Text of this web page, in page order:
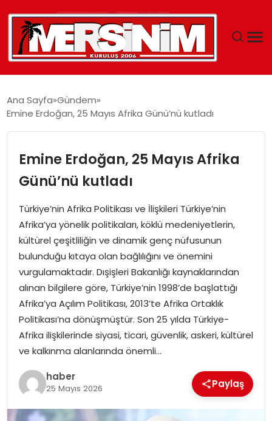
GÜNCEL
SAĞLIK
EĞITIM
SPOR
EKONOMI
MAGAZIN
DÜNYA
OTOMOBIL
Ana Sayfa Gündem
Emine Erdoğan, 25 Mayıs Afrika Günü’nü kutladı
Emine Erdoğan, 25 Mayıs Afrika
Günü’nü kutladı
Türkiye’nin Afrika Politikası ve İlişkileri Türkiye’nin
Afrika’ya yönelik politikaları, köklü medeniyetlerin,
kültürel çeşitliliğin ve dinamik genç nüfusunun
bulunduğu kıtaya olan bağlılığını ve önemini
vurgulamaktadır. Dışişleri Bakanlığı kaynaklarından
alınan bilgilere göre, Türkiye’nin 1998’de başlattığı
Afrika’ya Açılım Politikası, 2013’te Afrika Ortaklık
Politikası’na dönüşmüştür. Son 25 yılda Türkiye-
Afrika ilişkilerinde siyasi, ticari, güvenlik, askeri, kültürel
ve kalkınma alanlarında önemli…
haber
25 Mayıs 2026 Paylaş